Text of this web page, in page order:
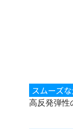
スムーズ
高反発弾性